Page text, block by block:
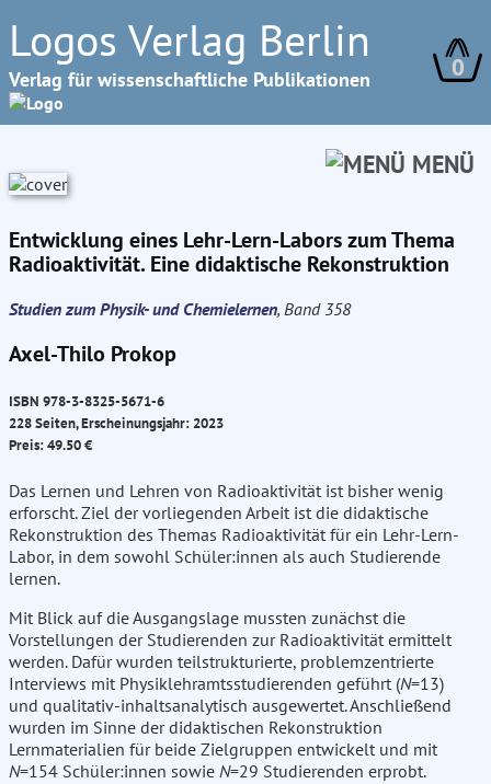
Logos Verlag Berlin
Verlag für wissenschaftliche Publikationen 0
MENÜ
Entwicklung eines Lehr-Lern-Labors zum Thema
Radioaktivität. Eine didaktische Rekonstruktion
Studien zum Physik- und Chemielernen, Band 358
Axel-Thilo Prokop
ISBN 978-3-8325-5671-6
228 Seiten, Erscheinungsjahr: 2023
Preis: 49.50 €
Das Lernen und Lehren von Radioaktivität ist bisher wenig
erforscht. Ziel der vorliegenden Arbeit ist die didaktische
Rekonstruktion des Themas Radioaktivität für ein Lehr-Lern-
Labor, in dem sowohl Schüler:innen als auch Studierende
lernen.
Mit Blick auf die Ausgangslage mussten zunächst die
Vorstellungen der Studierenden zur Radioaktivität ermittelt
werden. Dafür wurden teilstrukturierte, problemzentrierte
Interviews mit Physiklehramtsstudierenden geführt (N=13)
und qualitativ-inhaltsanalytisch ausgewertet. Anschließend
wurden im Sinne der didaktischen Rekonstruktion
Lernmaterialien für beide Zielgruppen entwickelt und mit
N=154 Schüler:innen sowie N=29 Studierenden erprobt.